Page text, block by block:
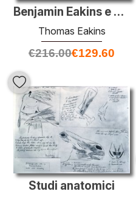
Benjamin Eakins e Samuel Murray con le biciclette
Thomas Eakins
€216.00€129.60
Studi anatomici